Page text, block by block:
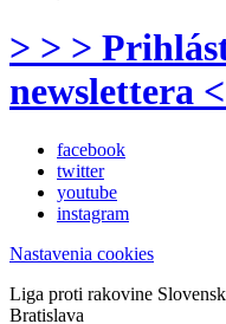
> > >
newslettera
facebook
twitter
youtube
instagram
Nastavenia cookies
Liga proti rakovine
Bratislava